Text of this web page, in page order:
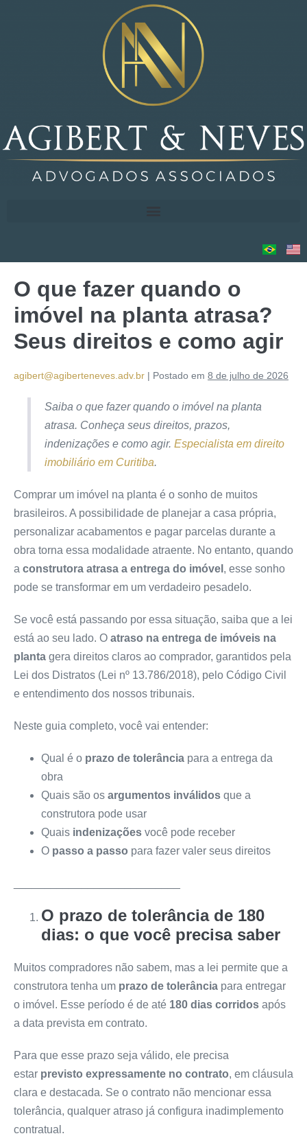
O que fazer quando o
imóvel na planta atrasa?
Seus direitos e como agir
agibert@agiberteneves.adv.br | Postado em 8 de julho de 2026
Saiba o que fazer quando o imóvel na planta
atrasa. Conheça seus direitos, prazos,
indenizações e como agir. Especialista em direito
imobiliário em Curitiba.
Comprar um imóvel na planta é o sonho de muitos
brasileiros. A possibilidade de planejar a casa própria,
personalizar acabamentos e pagar parcelas durante a
obra torna essa modalidade atraente. No entanto, quando
a construtora atrasa a entrega do imóvel , esse sonho
pode se transformar em um verdadeiro pesadelo.
Se você está passando por essa situação, saiba que a lei
está ao seu lado. O atraso na entrega de imóveis na
planta gera direitos claros ao comprador, garantidos pela
Lei dos Distratos (Lei nº 13.786/2018), pelo Código Civil
e entendimento dos nossos tribunais.
Neste guia completo, você vai entender:
Qual é o prazo de tolerância para a entrega da
obra
Quais são os argumentos inválidos que a
construtora pode usar
Quais indenizações você pode receber
O passo a passo para fazer valer seus direitos
O prazo de tolerância de 180
dias: o que você precisa saber
Muitos compradores não sabem, mas a lei permite que a
construtora tenha um prazo de tolerância para entregar
o imóvel. Esse período é de até 180 dias corridos após
a data prevista em contrato.
Para que esse prazo seja válido, ele precisa
estar previsto expressamente no contrato, em cláusula
clara e destacada. Se o contrato não mencionar essa
tolerância, qualquer atraso já configura inadimplemento
contratual.